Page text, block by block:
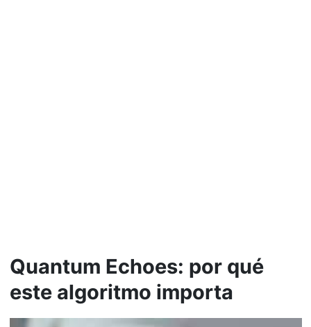
Quantum Echoes: por qué
este algoritmo importa